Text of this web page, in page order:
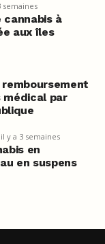
semaines
à
aux îles
remboursement
médical par
il y a 3 semaines
en
en suspens